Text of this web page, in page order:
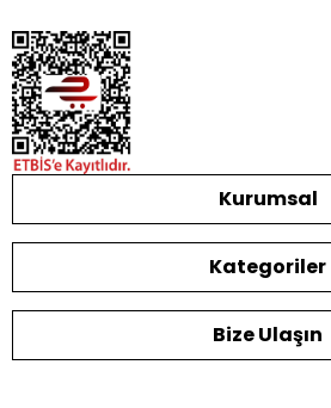
Kurumsal
Kategoriler
Bize Ulaşın